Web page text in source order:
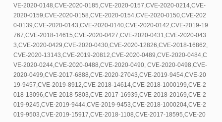
VE-2020-0148,CVE-2020-0185,CVE-2020-0157,CVE-2020-0214,CVE-
2020-0159,CVE-2020-0158,CVE-2020-0154,CVE-2020-0150,CVE-202
0-0139,CVE-2020-0143,CVE-2020-0140,CVE-2020-0142,CVE-2019-19
767,CVE-2018-14615,CVE-2020-0427,CVE-2020-0431,CVE-2020-043
3,CVE-2020-0429,CVE-2020-0430,CVE-2020-12826,CVE-2018-16862,
CVE-2020-13143,CVE-2019-20812,CVE-2020-0489,CVE-2020-0484,C
VE-2020-0244,CVE-2020-0488,CVE-2020-0490, CVE-2020-0498,CVE-
2020-0499,CVE-2017-6888,CVE-2020-27043,CVE-2019-9454,CVE-20
19-9457,CVE-2019-8912,CVE-2018-14614,CVE-2018-1000199,CVE-2
018-13096,CVE-2018-5803,CVE-2017-16939,CVE-2018-20169,CVE-2
019-9245,CVE-2019-9444,CVE-2019-9453,CVE-2018-1000204,CVE-2
019-9503,CVE-2019-15917,CVE-2018-1108,CVE-2017-18595,CVE-20